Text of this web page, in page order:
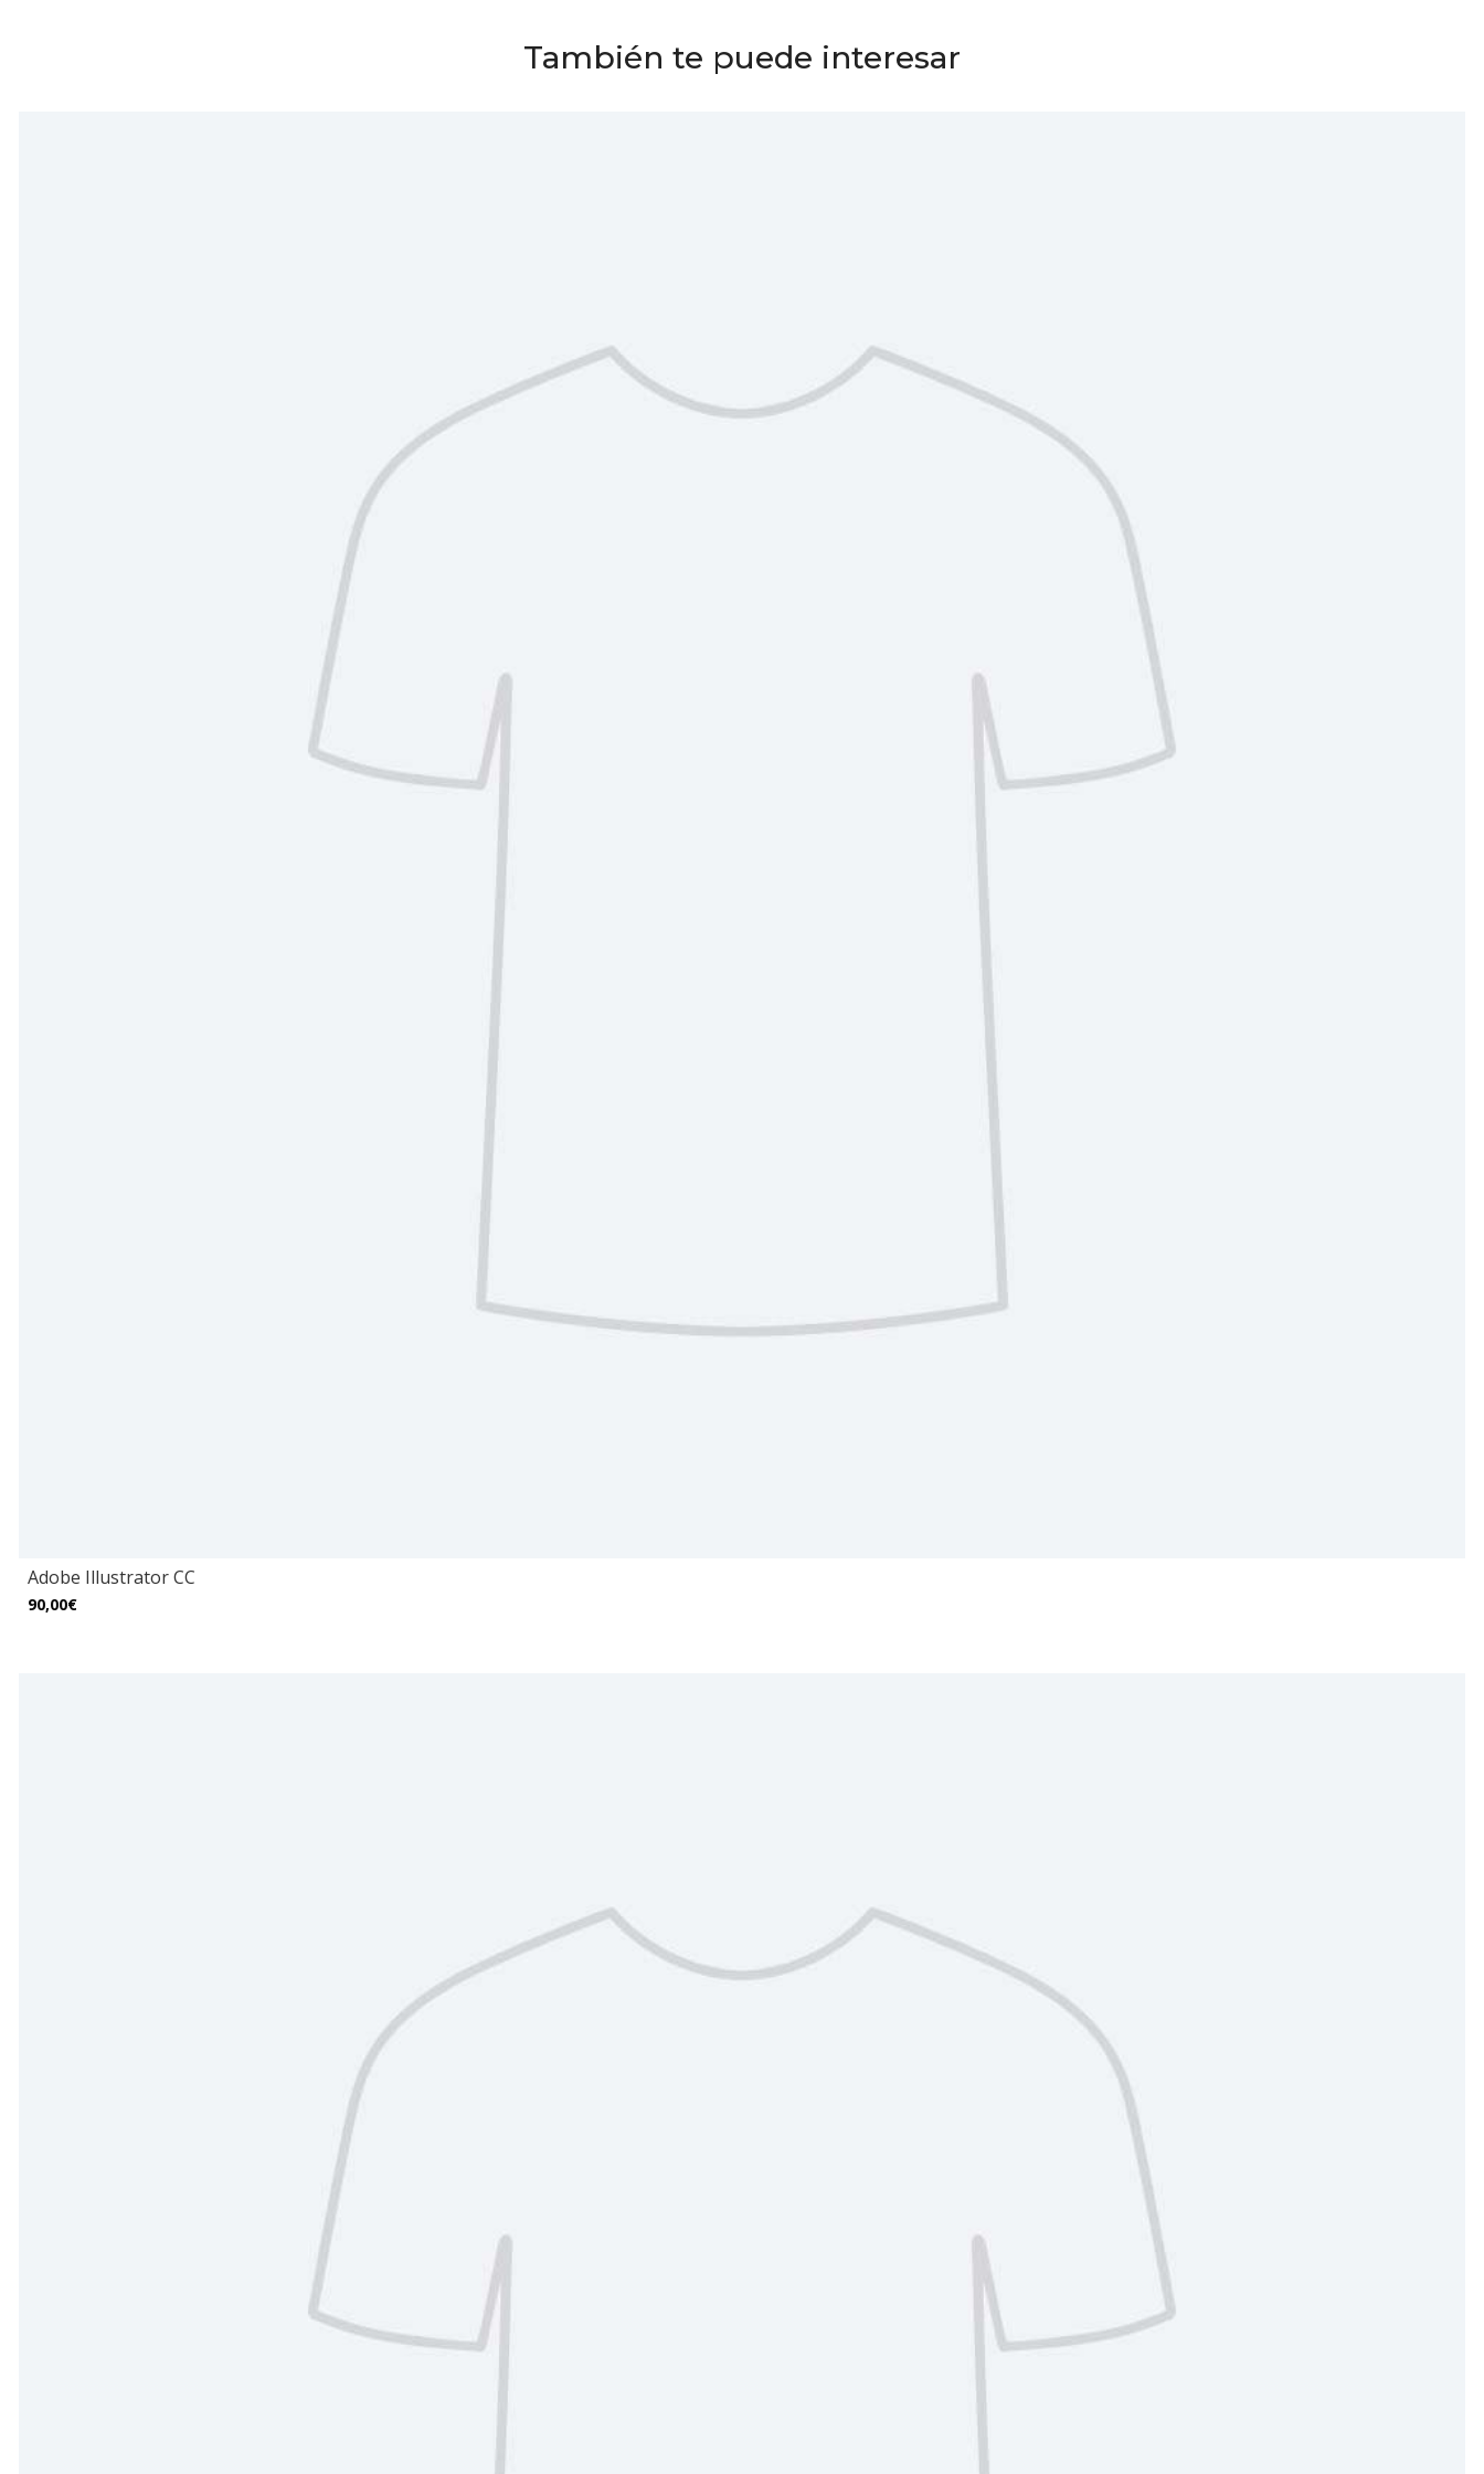
También te puede interesar
Adobe Illustrator CC
90,00€